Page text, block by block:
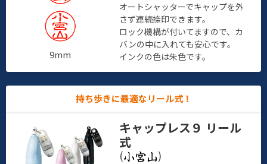
9mm
オートシャッターでキャップを外
さず連続捺印できます。
ロック機構が付いてますので、カ
バンの中に入れても安心です。
インクの色は朱色です。
持ち歩きに最適なリール式！
キャップレス９ リール
式
(
)